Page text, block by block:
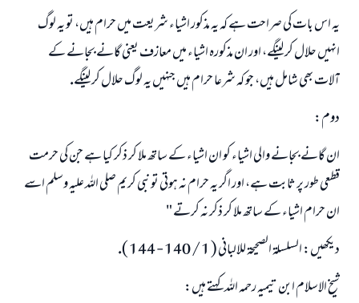
يہ اس بات كى صراحت ہے كہ يہ مذكور اشياء شريعت ميں حرام ہيں، تو يہ لوگ
انہيں حلال كر لينگے، اور ان مذكورہ اشياء ميں معازف يعنى گانے بجانے كے
آلات بھى شامل ہيں، جو كہ شرعا حرام ہيں جنہيں يہ لوگ حلال كر لينگے.
دوم:
ان گانے بجانے والى اشياء كو ان اشياء كے ساتھ ملا كر ذكر كيا ہے جن كى حرمت
قطعى طور پر ثابت ہے، اور اگر يہ حرام نہ ہوتى تو نبى كريم صلى اللہ عليہ وسلم اسے
ان حرام اشياء كے ساتھ ملا كر ذكر نہ كرتے "
ديكھيں: السلسلۃ الصحيحۃ للالبانى ( 1 / 140 - 144 ).
شيخ الاسلام ابن تيميہ رحمہ اللہ كہتے ہيں: